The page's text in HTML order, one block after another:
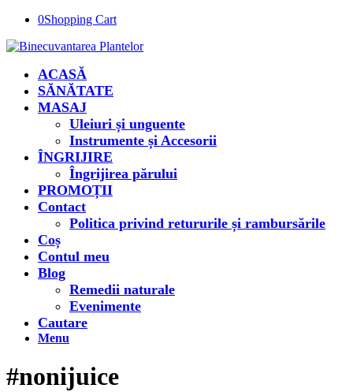
0Shopping Cart
ACASĂ
SĂNĂTATE
MASAJ
Uleiuri și unguente
Instrumente și Accesorii
ÎNGRIJIRE
Îngrijirea părului
PROMOȚII
Contact
Politica privind retururile și rambursările
Coș
Contul meu
Blog
Remedii naturale
Evenimente
Cautare
Menu
#nonijuice